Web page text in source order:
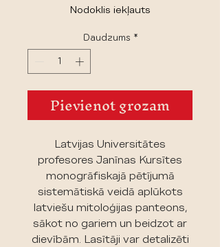
Nodoklis iekļauts
Daudzums *
Pievienot grozam
Latvijas Universitātes
profesores Janīnas Kursītes
monogrāfiskajā pētījumā
sistemātiskā veidā aplūkots
latviešu mitoloģijas panteons,
sākot no gariem un beidzot ar
dievībām. Lasītāji var detalizēti